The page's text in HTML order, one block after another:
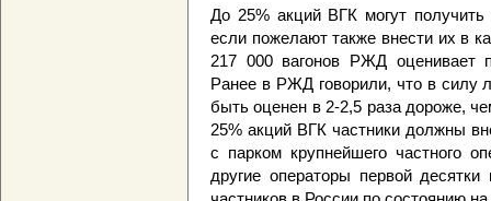
До 25% акций ВГК могут
если пожелают также внести их в
217 000 вагонов РЖД оценивает
Ранее в РЖД говорили, что в силу
быть оценен в 2-2,5 раза дороже,
25% акций ВГК частники должны
с парком крупнейшего частного
другие операторы первой